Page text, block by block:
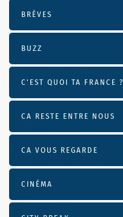
BRÈVES
BUZZ
C'EST QUOI TA FRANCE ?
CA RESTE ENTRE NOUS
CA VOUS REGARDE
CINÉMA